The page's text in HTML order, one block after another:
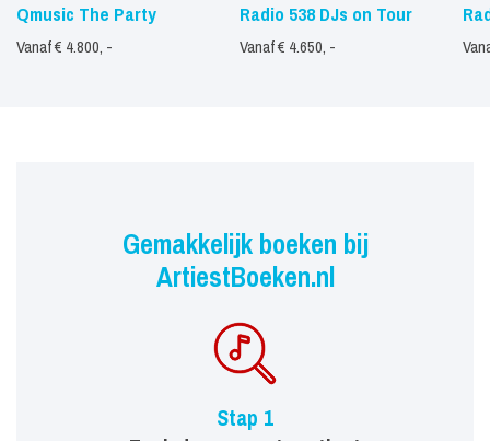
Qmusic The Party
Vanaf € 4.800, -
Radio 538 DJs on Tour
Vanaf € 4.650, -
Gemakkelijk boeken bij
ArtiestBoeken.nl
Stap 1